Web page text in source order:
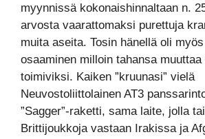
myynnissä kokonaishinnaltaan n.
arvosta vaarattomaksi purettuja
muita aseita. Tosin hänellä oli
osaaminen milloin tahansa muuttaa
toimiviksi. Kaiken ”kruunasi” vielä
Neuvostoliittolainen AT3
”Sagger”-raketti, sama laite, jolla
Brittijoukkoja vastaan Irakissa ja